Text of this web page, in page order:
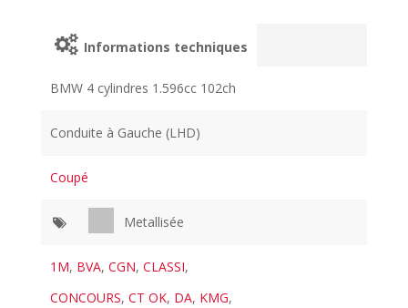
Informations techniques
BMW 4 cylindres 1.596cc 102ch
Conduite à Gauche (LHD)
Coupé
Metallisée
1M, BVA,CGN,CLASSI,
CONCOURS,CT OK, DA, KMG,